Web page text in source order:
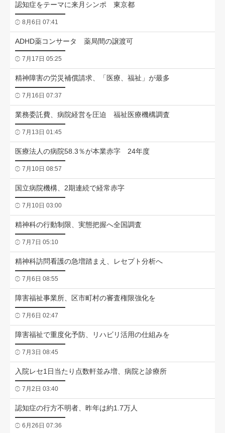
認知症をテーマに来月シンポ 東京都
8月6日 07:41
ADHD薬コンサータ 薬局間の譲渡可
7月17日 05:25
精神障害の労災補償請求、「医療、福祉」が最多
7月16日 07:37
業務委託費、病院経営を圧迫 福祉医療機構調査
7月13日 01:45
医療法人の病院58.3％が本業赤字 24年度
7月10日 08:57
国立病院機構、2期連続で経常赤字
7月10日 03:00
精神科の行動制限、実態把握へ全国調査
7月7日 05:10
精神科訪問看護の急増踏まえ、レセプト分析へ
7月6日 08:55
障害福祉事業所、区市町村の審査権限強化を
7月6日 02:47
障害福祉で重度化予防、リハビリ活用の仕組みを
7月3日 08:45
入院レセ1日当たり点数軒並み増、病院と診療所
7月2日 03:40
認知症の行方不明者、昨年は約1.7万人
6月26日 07:36